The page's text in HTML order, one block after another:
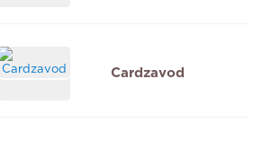
Cardzavod